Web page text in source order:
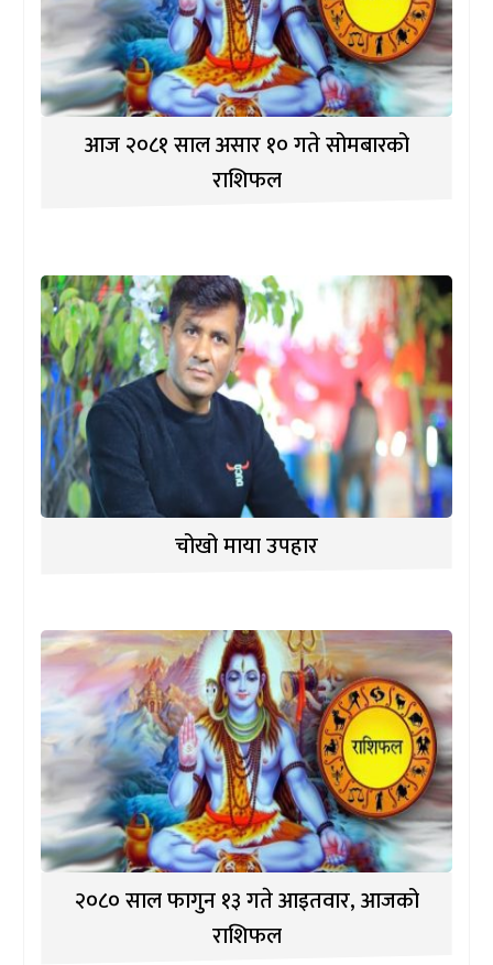
आज २०८१ साल असार १० गते सोमबारको
राशिफल
चोखो माया उपहार
२०८० साल फागुन १३ गते आइतवार, आजको
राशिफल